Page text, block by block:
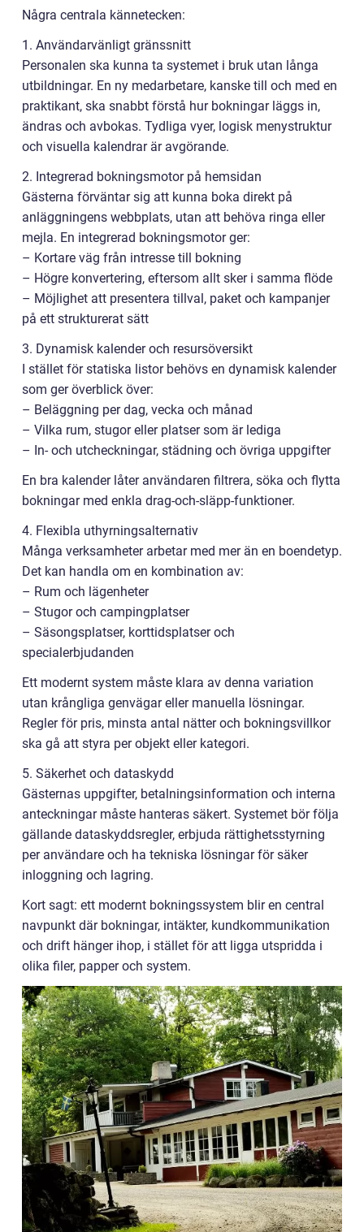
Några centrala kännetecken:
1. Användarvänligt gränssnitt
Personalen ska kunna ta systemet i bruk utan långa
utbildningar. En ny medarbetare, kanske till och med en
praktikant, ska snabbt förstå hur bokningar läggs in,
ändras och avbokas. Tydliga vyer, logisk menystruktur
och visuella kalendrar är avgörande.
2. Integrerad bokningsmotor på hemsidan
Gästerna förväntar sig att kunna boka direkt på
anläggningens webbplats, utan att behöva ringa eller
mejla. En integrerad bokningsmotor ger:
– Kortare väg från intresse till bokning
– Högre konvertering, eftersom allt sker i samma flöde
– Möjlighet att presentera tillval, paket och kampanjer
på ett strukturerat sätt
3. Dynamisk kalender och resursöversikt
I stället för statiska listor behövs en dynamisk kalender
som ger överblick över:
– Beläggning per dag, vecka och månad
– Vilka rum, stugor eller platser som är lediga
– In- och utcheckningar, städning och övriga uppgifter
En bra kalender låter användaren filtrera, söka och flytta
bokningar med enkla drag-och-släpp-funktioner.
4. Flexibla uthyrningsalternativ
Många verksamheter arbetar med mer än en boendetyp.
Det kan handla om en kombination av:
– Rum och lägenheter
– Stugor och campingplatser
– Säsongsplatser, korttidsplatser och
specialerbjudanden
Ett modernt system måste klara av denna variation
utan krångliga genvägar eller manuella lösningar.
Regler för pris, minsta antal nätter och bokningsvillkor
ska gå att styra per objekt eller kategori.
5. Säkerhet och dataskydd
Gästernas uppgifter, betalningsinformation och interna
anteckningar måste hanteras säkert. Systemet bör följa
gällande dataskyddsregler, erbjuda rättighetsstyrning
per användare och ha tekniska lösningar för säker
inloggning och lagring.
Kort sagt: ett modernt bokningssystem blir en central
navpunkt där bokningar, intäkter, kundkommunikation
och drift hänger ihop, i stället för att ligga utspridda i
olika filer, papper och system.